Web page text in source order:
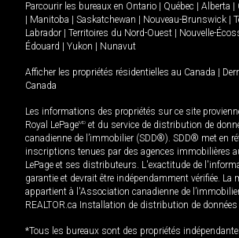
Parcourir les bureaux en Ontario Québec Alberta
Manitoba Saskatchewan Nouveau-Brunswick
Labrador
Territoires du Nord-Ouest Nouvelle-
Édouard
Yukon Nunavut
Afficher les propriétés résidentielles au Canada
Canada
Les informations des propriétés sur ce site
Royal LePageMD et du service de distribution de
canadienne de l’immobilier (SDD®). SDD® met en
inscriptions tenues par des agences immobilières
LePage et ses distributeurs. L'exactitude de
garantie et devrait être indépendamment vérifiée. La
appartient à l'Association canadienne de
REALTOR.ca Installation de distribution de
*Tous les bureaux sont des propriétés